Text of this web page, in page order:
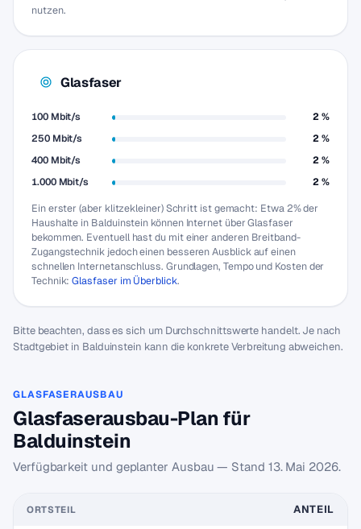
nutzen.
Glasfaser
100 Mbit/s
2 %
250 Mbit/s
2 %
400 Mbit/s
2 %
1.000 Mbit/s
2 %
Ein erster (aber klitzekleiner) Schritt ist gemacht: Etwa 2% der
Haushalte in Balduinstein können Internet über Glasfaser
bekommen. Eventuell hast du mit einer anderen Breitband-
Zugangstechnik jedoch einen besseren Ausblick auf einen
schnellen Internetanschluss. Grundlagen, Tempo und Kosten der
Technik:Glasfaser im Überblick.
Bitte beachten, dass es sich um Durchschnittswerte handelt. Je nach
Stadtgebiet in Balduinstein kann die konkrete Verbreitung abweichen.
GLASFASERAUSBAU
Glasfaserausbau-Plan für
Balduinstein
Verfügbarkeit und geplanter Ausbau — Stand 13. Mai 2026.
ORTSTEIL ANTEIL